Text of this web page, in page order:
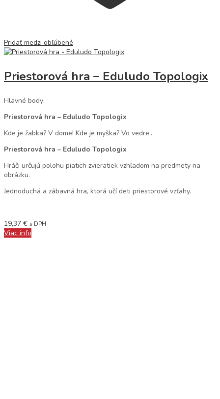
Pridať medzi obľúbené
Priestorová hra – Eduludo Topologix
Hlavné body:
Priestorová hra – Eduludo Topologix
Kde je žabka? V dome! Kde je myška? Vo vedre…
Priestorová hra – Eduludo Topologix
Hráči určujú polohu piatich zvieratiek vzhľadom na predmety na
obrázku.
Jednoduchá a zábavná hra, ktorá učí deti priestorové vzťahy.
19,37 € s DPH
Viac info